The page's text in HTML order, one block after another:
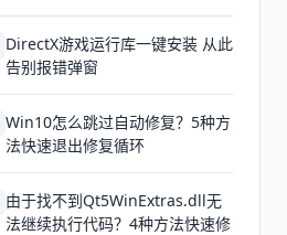
DirectX游戏运行库一键安装 从此
告别报错弹窗
Win10怎么跳过自动修复？5种方
法快速退出修复循环
由于找不到Qt5WinExtras.dll无
法继续执行代码？4种方法快速修